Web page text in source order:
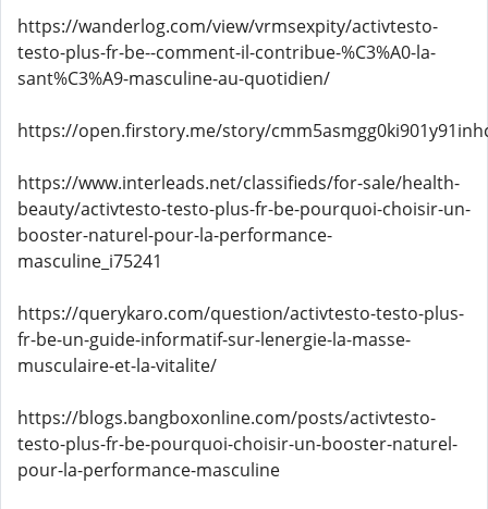
https://wanderlog.com/view/vrmsexpity/activtesto-
testo-plus-fr-be--comment-il-contribue-%C3%A0-la-
sant%C3%A9-masculine-au-quotidien/
https://open.firstory.me/story/
https://www.interleads.net/classifieds/for-sale/health-
beauty/activtesto-testo-plus-fr-be-pourquoi-choisir-un-
booster-naturel-pour-la-performance-
masculine_i75241
https://querykaro.com/question/activtesto-testo-plus-
fr-be-un-guide-informatif-sur-lenergie-la-masse-
musculaire-et-la-vitalite/
https://blogs.bangboxonline.com/posts/activtesto-
testo-plus-fr-be-pourquoi-choisir-un-booster-naturel-
pour-la-performance-masculine